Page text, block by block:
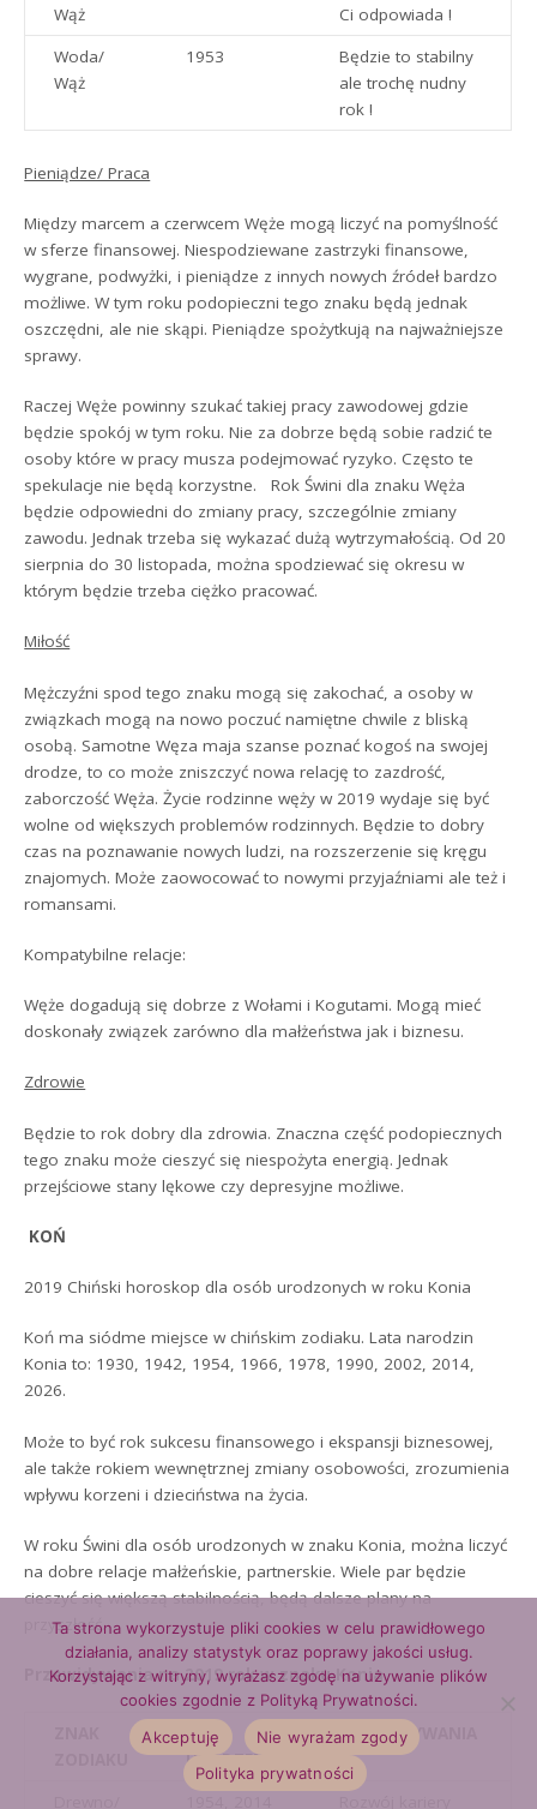
Wąż
Ci odpowiada !
Woda/
Wąż
1953
Będzie to stabilny
ale trochę nudny
rok !
Pieniądze/ Praca
Między marcem a czerwcem Węże mogą liczyć na pomyślność
w sferze finansowej. Niespodziewane zastrzyki finansowe,
wygrane, podwyżki, i pieniądze z innych nowych źródeł bardzo
możliwe. W tym roku podopieczni tego znaku będą jednak
oszczędni, ale nie skąpi. Pieniądze spożytkują na najważniejsze
sprawy.
Raczej Węże powinny szukać takiej pracy zawodowej gdzie
będzie spokój w tym roku. Nie za dobrze będą sobie radzić te
osoby które w pracy musza podejmować ryzyko. Często te
spekulacje nie będą korzystne. Rok Świni dla znaku Węża
będzie odpowiedni do zmiany pracy, szczególnie zmiany
zawodu. Jednak trzeba się wykazać dużą wytrzymałością. Od 20
sierpnia do 30 listopada, można spodziewać się okresu w
którym będzie trzeba ciężko pracować.
Miłość
Mężczyźni spod tego znaku mogą się zakochać, a osoby w
związkach mogą na nowo poczuć namiętne chwile z bliską
osobą. Samotne Węza maja szanse poznać kogoś na swojej
drodze, to co może zniszczyć nowa relację to zazdrość,
zaborczość Węża. Życie rodzinne węży w 2019 wydaje się być
wolne od większych problemów rodzinnych. Będzie to dobry
czas na poznawanie nowych ludzi, na rozszerzenie się kręgu
znajomych. Może zaowocować to nowymi przyjaźniami ale też i
romansami.
Kompatybilne relacje:
Węże dogadują się dobrze z Wołami i Kogutami. Mogą mieć
doskonały związek zarówno dla małżeństwa jak i biznesu.
Zdrowie
Będzie to rok dobry dla zdrowia. Znaczna część podopiecznych
tego znaku może cieszyć się niespożyta energią. Jednak
przejściowe stany lękowe czy depresyjne możliwe.
KOŃ
2019 Chiński horoskop dla osób urodzonych w roku Konia
Koń ma siódme miejsce w chińskim zodiaku. Lata narodzin
Konia to: 1930, 1942, 1954, 1966, 1978, 1990, 2002, 2014,
2026.
Może to być rok sukcesu finansowego i ekspansji biznesowej,
ale także rokiem wewnętrznej zmiany osobowości, zrozumienia
wpływu korzeni i dzieciństwa na życia.
W roku Świni dla osób urodzonych w znaku Konia, można liczyć
na dobre relacje małżeńskie, partnerskie. Wiele par będzie
cieszyć się większą stabilnością, będą dalsze plany na
przyszłość.
Przewidywania na 2019 rok w znaku Konia
ROK
URODZENIA
PRZEWIDYWANIA
Ta strona wykorzystuje pliki cookies w celu prawidłowego
działania, analizy statystyk oraz poprawy jakości usług.
Korzystając z witryny, wyrażasz zgodę na używanie plików
cookies zgodnie z Polityką Prywatności.
Akceptuję
Nie wyrażam zgody
Polityka prywatności